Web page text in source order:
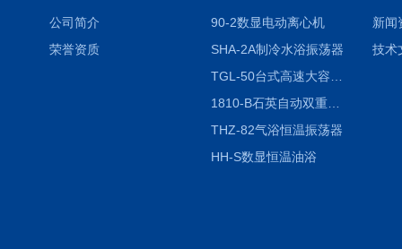
公司简介
荣誉资质
90-2数显电动离心机
SHA-2A制冷水浴振荡器
1810-B石英自动双重纯水蒸馏水器
THZ-82气浴恒温振荡器
HH-S数显恒温油浴
新闻
技术